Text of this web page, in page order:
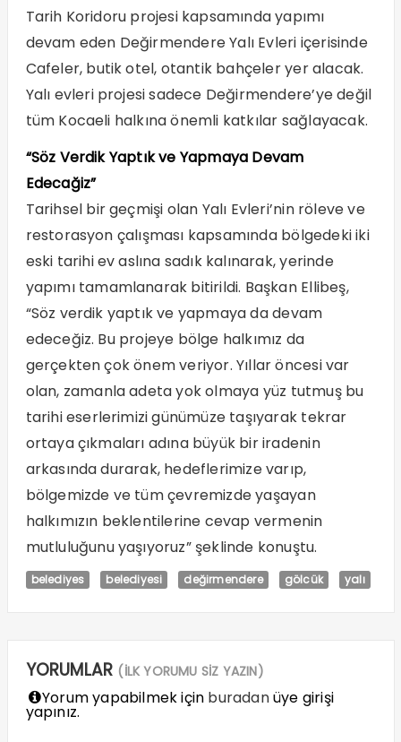
Tarih Koridoru projesi kapsamında yapımı
devam eden Değirmendere Yalı Evleri içerisinde
Cafeler, butik otel, otantik bahçeler yer alacak.
Yalı evleri projesi sadece Değirmendere’ye değil
tüm Kocaeli halkına önemli katkılar sağlayacak.
“Söz Verdik Yaptık ve Yapmaya Devam
Edecağiz”
Tarihsel bir geçmişi olan Yalı Evleri’nin röleve ve
restorasyon çalışması kapsamında bölgedeki iki
eski tarihi ev aslına sadık kalınarak, yerinde
yapımı tamamlanarak bitirildi. Başkan Ellibeş,
“Söz verdik yaptık ve yapmaya da devam
edeceğiz. Bu projeye bölge halkımız da
gerçekten çok önem veriyor. Yıllar öncesi var
olan, zamanla adeta yok olmaya yüz tutmuş bu
tarihi eserlerimizi günümüze taşıyarak tekrar
ortaya çıkmaları adına büyük bir iradenin
arkasında durarak, hedeflerimize varıp,
bölgemizde ve tüm çevremizde yaşayan
halkımızın beklentilerine cevap vermenin
mutluluğunu yaşıyoruz” şeklinde konuştu.
belediyes belediyesi değirmendere gölcük yalı
YORUMLAR (İLK YORUMU SİZ YAZIN)
Yorum yapabilmek için buradanüye girişi
yapınız.